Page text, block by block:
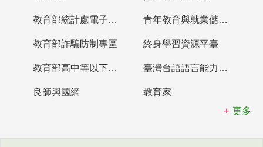
教育部統計處電子書櫃 青年教育與就業儲蓄帳戶
教育部詐騙防制專區 終身學習資源平臺
教育部高中等以下學校及幼兒園教師資格檢定考試 臺灣台語語言能力認證網站
良師興國網
教育家
更多